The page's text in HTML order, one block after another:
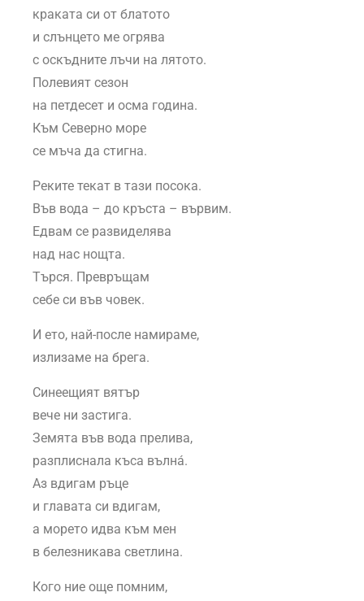
краката си от блатото
и слънцето ме огрява
с оскъдните лъчи на лятото.
Полевият сезон
на петдесет и осма година.
Към Северно море
се мъча да стигна.
Реките текат в тази посока.
Във вода – до кръста – вървим.
Едвам се развиделява
над нас нощта.
Търся. Превръщам
себе си във човек.
И ето, най-после намираме,
излизаме на брега.
Синеещият вятър
вече ни застига.
Земята във вода прелива,
разплиснала къса вълнá.
Аз вдигам ръце
и главата си вдигам,
а морето идва към мен
в белезникава светлина.
Кого ние още помним,